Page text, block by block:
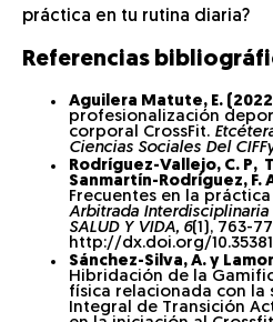
práctica en tu rutina diaria?
Referencias
Aguilera Matute, E.
profesionalización
corporal CrossFit.
Ciencias Sociales Del
Rodríguez-Vallejo, C. P,
Sanmartín-Rodríguez, F.
Frecuentes en la
Arbitrada Interdisciplinaria
SALUD Y VIDA, 6(1), 763-
http://dx.doi.org/
Sánchez-Silva, A. y
Hibridación de la
física relacionada con la
Integral de Transición